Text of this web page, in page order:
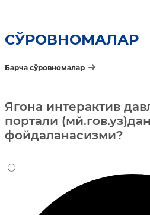
СЎРОВНОМАЛАР
Барча сўровномалар
Ягона интерактив
портали (мй.гов.уз)дан
фойдаланасизми?